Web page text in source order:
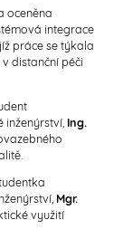
oceněna
integrace
práce se týkala
distanční péči
Ing.
Mgr.
využití